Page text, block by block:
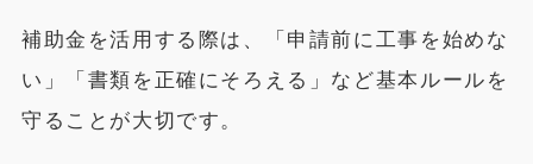
補助金を活用する際は、「申請前に工事を始めな
い」「書類を正確にそろえる」など基本ルールを
守ることが大切です。